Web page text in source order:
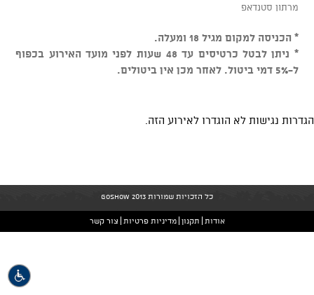
מרתון סטנדאפ
* הכניסה למקום מגיל 18 ומעלה.
* ניתן לבטל כרטיסים עד 48 שעות לפני מועד האירוע בכפוף
ל-5% דמי ביטול. לאחר מכן אין ביטולים.
הגדרות נגישות לא הוגדרו לאירוע הזה.
כל הזכויות שמורות GoShow 2013
אודות תקנון מדיניות פרטיות צור קשר